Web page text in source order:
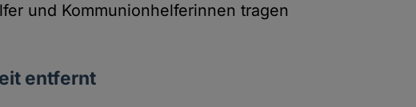
und Kommunionhelferinnen tragen
entfernt